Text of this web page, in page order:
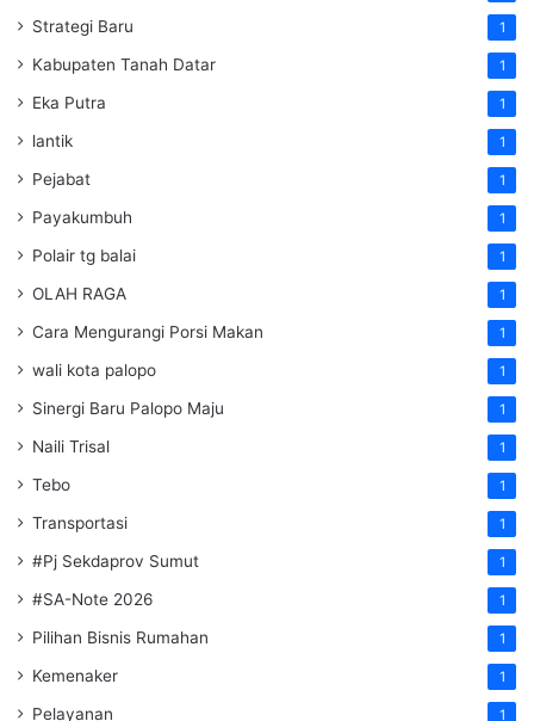
Strategi Baru 1
Kabupaten Tanah Datar 1
Eka Putra 1
lantik 1
Pejabat 1
Payakumbuh 1
Polair tg balai 1
OLAH RAGA 1
Cara Mengurangi Porsi Makan 1
wali kota palopo 1
Sinergi Baru Palopo Maju 1
Naili Trisal 1
Tebo 1
Transportasi 1
#Pj Sekdaprov Sumut 1
#SA-Note 2026 1
Pilihan Bisnis Rumahan 1
Kemenaker 1
Pelayanan 1